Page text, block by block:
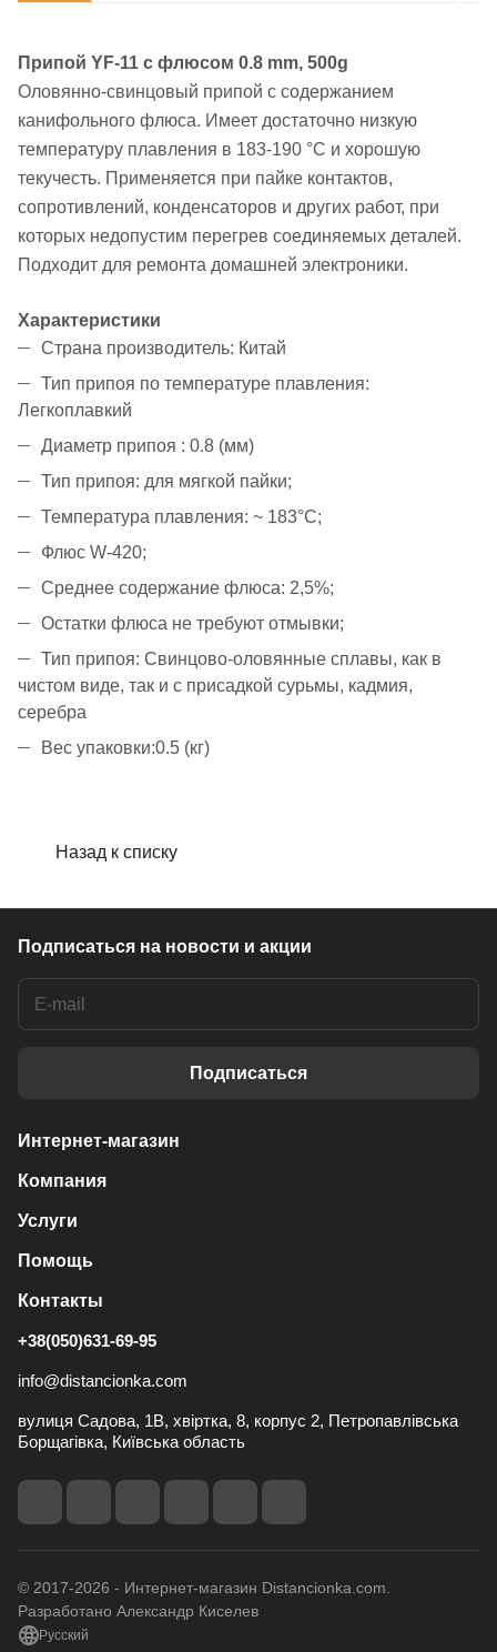
Припой YF-11 с флюсом 0.8 mm, 500g
Оловянно-свинцовый припой с содержанием
канифольного флюса. Имеет достаточно низкую
температуру плавления в 183-190 °С и хорошую
текучесть. Применяется при пайке контактов,
сопротивлений, конденсаторов и других работ, при
которых недопустим перегрев соединяемых деталей.
Подходит для ремонта домашней электроники.
Характеристики
Страна производитель: Китай
Тип припоя по температуре плавления:
Легкоплавкий
Диаметр припоя : 0.8 (мм)
Тип припоя: для мягкой пайки;
Температура плавления: ~ 183°C;
Флюс W-420;
Среднее содержание флюса: 2,5%;
Остатки флюса не требуют отмывки;
Тип припоя: Свинцово-оловянные сплавы, как в
чистом виде, так и с присадкой сурьмы, кадмия,
серебра
Вес упаковки:0.5 (кг)
Назад к списку
Подписаться на новости и акции
Подписаться
Интернет-магазин
Компания
Услуги
Помощь
Контакты
+38(050)631-69-95
info@distancionka.com
вулиця Садова, 1В, хвіртка, 8, корпус 2, Петропавлівська
Борщагівка, Київська область
© 2017-2026 - Интернет-магазин Distancionka.com.
Разработано Александр Киселев
Русский